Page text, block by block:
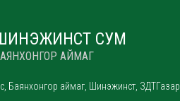
СУМ
АЙМАГ
Баянхонгор аймаг, Шинэжинст, ЗДТГазар